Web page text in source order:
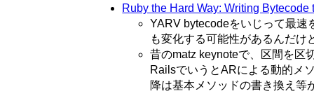
Ruby the Hard Way: Writing
YARV bytecodeをいじって最速
も変化する可能性があるんだけ
昔のmatz keynoteで、区間を区
RailsでいうとARによる動的メ
降は基本メソッドの書き換え等